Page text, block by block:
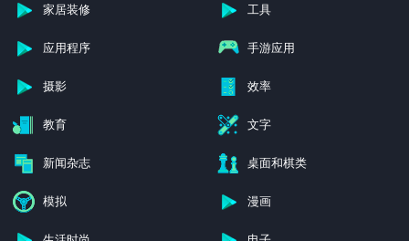
家居装修 工具
应用程序 手游应用
摄影 效率
教育 文字
新闻杂志 桌面和棋类
模拟 漫画